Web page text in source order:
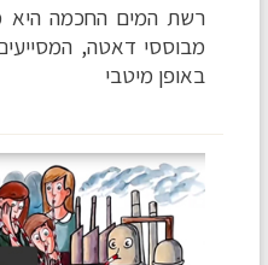
רשת המים החכמה היא
מבוססי דאטה,
באופן מיטבי